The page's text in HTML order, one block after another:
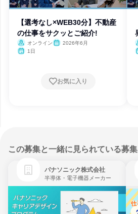
【選考なし×WEB30分】不動産
の仕事をサクッとご紹介!
オンライン
2026年6月
1日
お気に入り
この募集と一緒に見られている募集
パナソニック株式会社
半導体・電子機器メーカー